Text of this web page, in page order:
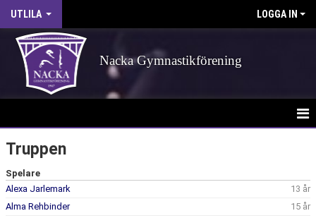
UTLILA LOGGA IN
Nacka Gymnastikförening
HEM
NYHETER
KALENDER
Truppen
Spelare
Alexa Jarlemark
13 år
Alma Rehbinder
15 år